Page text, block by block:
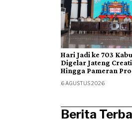
703 Kabupaten Pati,
Creative Forum
Produk Ekraf
BPBD
Tumbang
6 AGUSTUS
Berita